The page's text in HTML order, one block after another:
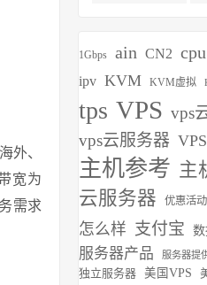
外、
宽为
需求
1Gbps ain CN2 cpu
ipv KVM KVM虚拟
tps VPS vps
vps云服务器
主机参考 主
云服务器
优惠活动
怎么样 支付宝
服务器产品 服务器提
独立服务器 美国VPS